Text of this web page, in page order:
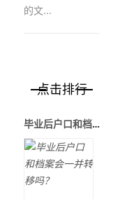
的文...
点击排行
毕业后户口和档案会一并转移吗？